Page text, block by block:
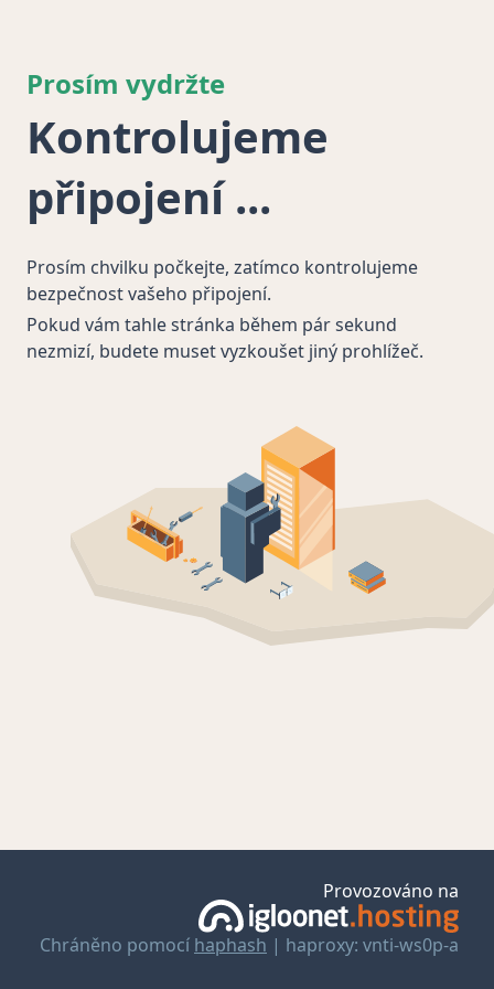
Prosím vydržte
Kontrolujeme
připojení
Prosím chvilku počkejte, zatímco kontrolujeme
bezpečnost vašeho připojení.
Pokud vám tahle stránka během pár sekund
nezmizí, budete muset vyzkoušet jiný prohlížeč.
Provozováno na
Chráněno pomocí haphash | haproxy: vnti-ws0p-a